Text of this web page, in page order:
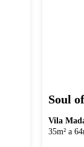
Soul
Vila
35m² a